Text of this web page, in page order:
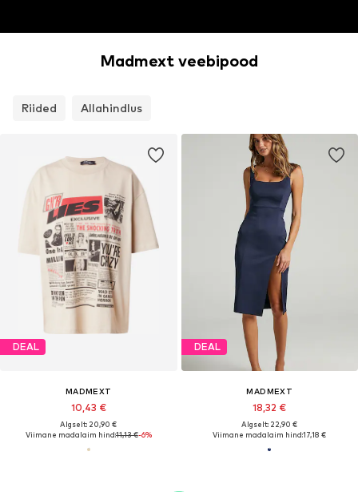
Madmext veebipood
Riided Allahindlus
DEAL
MADMEXT
10,43 €
Algselt: 20,90 €
Viimane madalaim hind:11,13 €-6%
DEAL
MADMEXT
18,32 €
Algselt: 22,90 €
Viimane madalaim hind:17,18 €